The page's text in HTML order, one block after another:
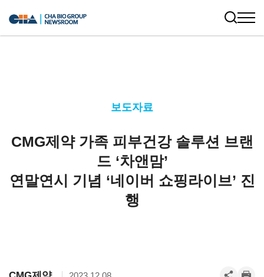
보도자료
CMG제약 가족 피부건강 솔루션 브랜
드 ‘차앤맘’
연말연시 기념 ‘네이버 쇼핑라이브’ 진
행